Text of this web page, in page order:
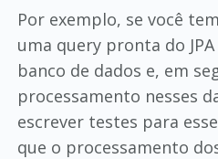
Por exemplo, se você
uma query pronta do
banco de dados e, em
processamento nesses
escrever testes para
que o processamento